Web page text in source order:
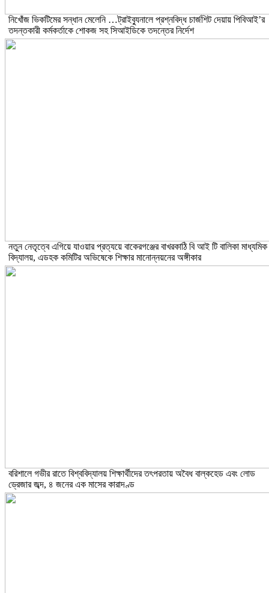
নিখোঁজ ভিকটিমের সন্ধান মেলেনি …ট্রাইব্যুনালে প্রশ্নবিদ্ধ চার্জশিট দেয়ায় পিবিআই’র
তদন্তকারী কর্মকর্তাকে শোকজ সহ সিআইডিকে তদন্তের নির্দেশ
নতুন নেতৃত্বে এগিয়ে যাওয়ার প্রত্যয়ে বাকেরগঞ্জের বাখরকাঠি বি আই টি বালিকা মাধ্যমিক
বিদ্যালয়, এডহক কমিটির অভিষেকে শিক্ষার মানোন্নয়নের অঙ্গীকার
বরিশালে গভীর রাতে বিশ্ববিদ্যালয় শিক্ষার্থীদের তৎপরতায় অবৈধ বাল্কহেড এবং লোড
ড্রেজার জব্দ, ৪ জনের এক মাসের কারাদণ্ড